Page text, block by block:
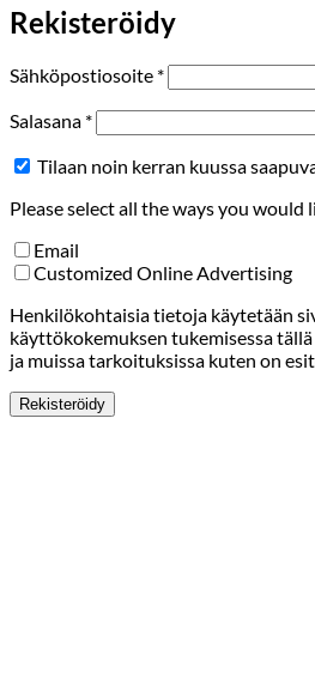
Rekisteröidy
Sähköpostiosoite *Vaaditaan
Salasana *Vaaditaan
Tilaan noin kerran kuussa
Please select all the ways you would
Email
Customized Online Advertising
Henkilökohtaisia tietoja käytetään
käyttökokemuksen tukemisessa
ja muissa tarkoituksissa kuten on
Rekisteröidy